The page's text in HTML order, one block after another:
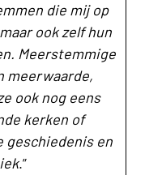
die mij op
ook zelf hun
Meerstemmige
meerwaarde,
ook nog eens
kerken of
geschiedenis en
.”